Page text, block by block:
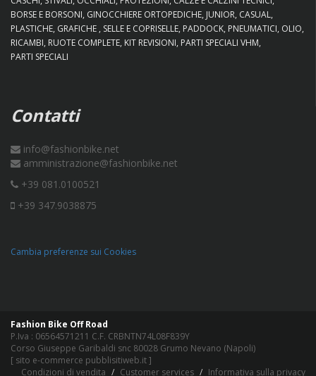
BORSE E BORSONI GINOCCHIERE ORTOPEDICHE JUNIOR CASUAL
PLASTICHE GRAFICHE SELLE E COPRISELLE PADDOCK PNEUMATICI OLIO
RICAMBI RUOTE COMPLETE KIT REVISIONI PARTI SPECIALI VHM
PARTI SPECIALI
Contatti
info@fashionbike.net
amministrazione@fashionbike.net
+39 081.0100521
+39 347.9038875
Cambia preferenze sui Cookies
Fashion Bike Off Road
P.Iva : 06564571211 C.F. CRBNTN74L08F839Y
Corso Giuseppe Garibaldi snc 80028 Grumo Nevano (Napoli)
[ sito e-commerce pubblisitiweb.it]
Condizioni di vendita
Customer services Informativa sulla privacy